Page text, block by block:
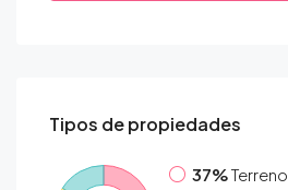
Tipos de propiedades
37%Terreno